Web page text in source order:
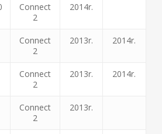
Connect
2
2014r.
Connect
2
2013r. 2014r.
Connect
2
2013r. 2014r.
Connect
2
2013r.